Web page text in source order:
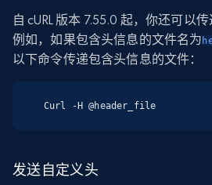
自 cURL 版本 7.55.0 起，你还可以
例如，如果包含头信息的文件名为
以下命令传递包含头信息的文件：
Curl -H @header_file
发送自定义头